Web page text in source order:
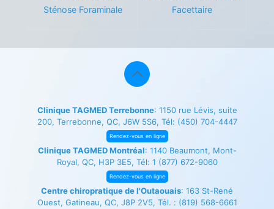
Sténose Foraminale
Facettaire
Clinique TAGMED Terrebonne: 1150 rue Lévis, suite
200, Terrebonne, QC, J6W 5S6, Tél: (450) 704-4447
Rendez-vous en ligne
Clinique TAGMED Montréal: 1140 Beaumont, Mont-
Royal, QC, H3P 3E5, Tél: 1 (877) 672-9060
Rendez-vous en ligne
Centre chiropratique de l'Outaouais: 163 St-René
Ouest, Gatineau, QC, J8P 2V5, Tél. : (819) 568-6661